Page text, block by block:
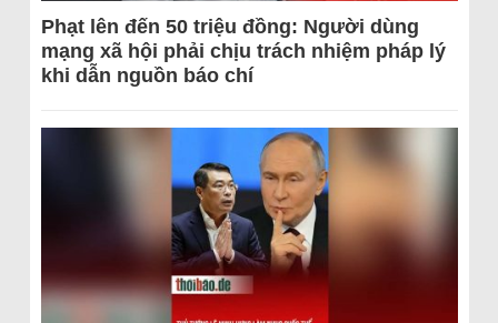
Phạt lên đến 50 triệu đồng: Người dùng
mạng xã hội phải chịu trách nhiệm pháp lý
khi dẫn nguồn báo chí